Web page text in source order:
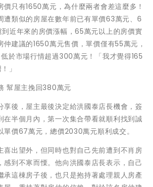
只有1650萬元，為什麼兩者會差這麼多！
遭類似的房屋在數年前已有單價63萬元、6
近年來的房價漲幅，65萬元以上的房價實
仲建議的1650萬元售價，單價僅有55萬元，
於市場行情超過300萬元！「我才覺得165
」
幫屋主挽回380萬元
享後，屋主最後決定給洪國泰店長機會，簽
在半個月內，第一次集合帶看就順利找到誠
單價67萬元，總價2030萬元順利成交。
喜出望外，但同時也對自己先前遭到不肖房
感到不寒而慄。他向洪國泰店長表示，自己
承這棟房子後，也只是抱持著處理親人房產